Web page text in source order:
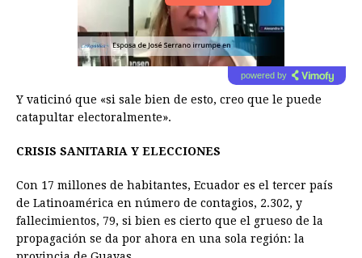
powered by
Y vaticinó que «si sale bien de esto, creo que le puede
catapultar electoralmente».
CRISIS SANITARIA Y ELECCIONES
Con 17 millones de habitantes, Ecuador es el tercer país
de Latinoamérica en número de contagios, 2.302, y
fallecimientos, 79, si bien es cierto que el grueso de la
propagación se da por ahora en una sola región: la